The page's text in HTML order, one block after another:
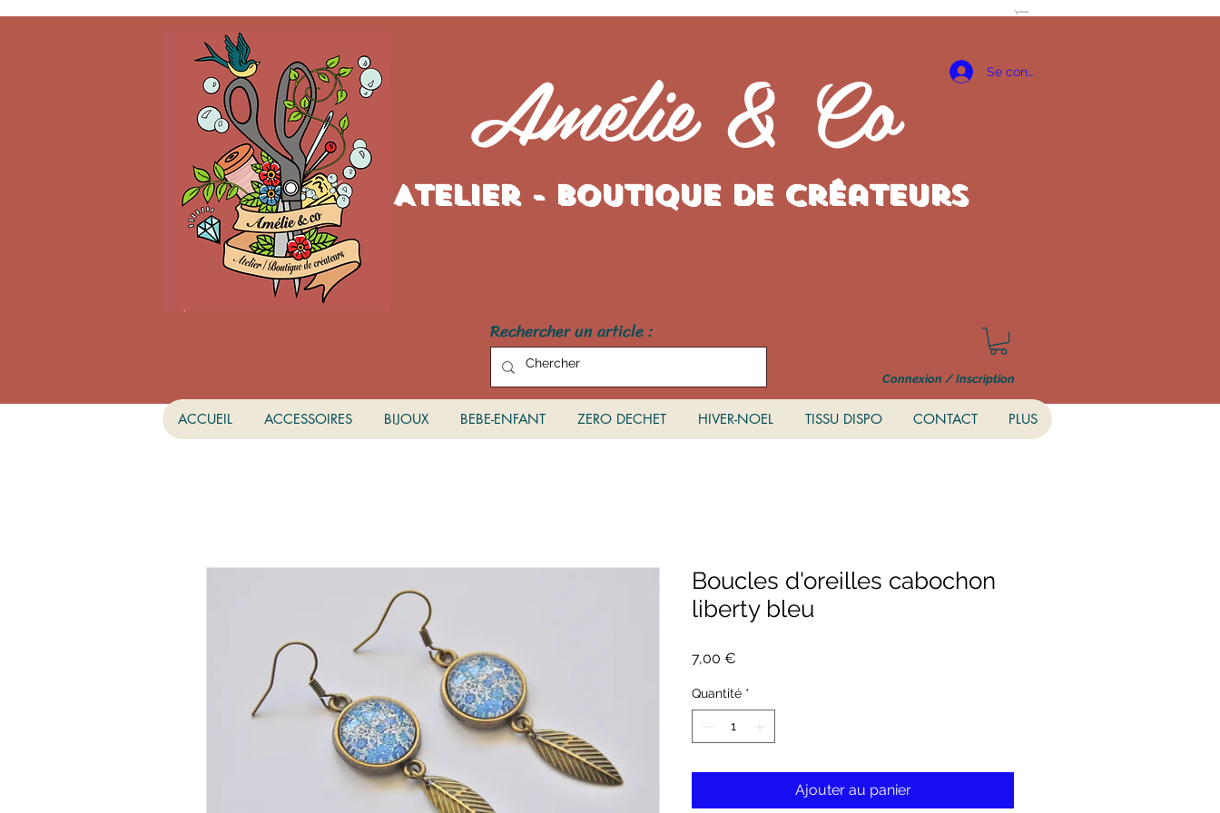
Panier
Amélie & Co
Atelier - Boutique de créateurs
Connexion / Inscription
Rechercher un article :
ACCUEIL ACCESSOIRES BIJOUX BEBE-ENFANT ZERO DECHET HIVER-NOEL TISSU DISPO CONTACT PLUS
Se connecter
Boucles d'oreilles cabochon
liberty bleu
7,00 €
Quantité *
Ajouter au panier